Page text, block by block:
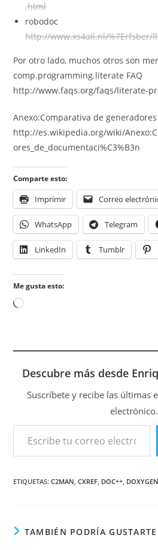
.html
robodoc
http://www.xs4all.nl/%7Erfsber/
Por otro lado, muchos otros son
comp.programming.literate FAQ
http://www.faqs.org/faqs/literate-
Anexo:Comparativa de
http://es.wikipedia.org/wiki/
ores_de_documentaci%C3%B3n
Comparte esto:
Imprimir Correo
WhatsApp Telegram
LinkedIn Tumblr
Me gusta esto:
Cargando...
Descubre más desde
Suscríbete y recibe las últimas
electrónico.
Escribe tu correo electrónico…
ETIQUETAS:C2MAN, CXREF, DOC++,
TAMBIÉN PODRÍA GUSTARTE